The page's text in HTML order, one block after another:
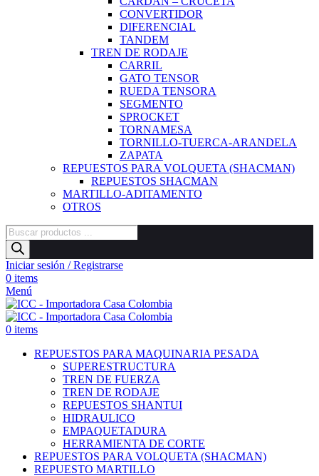
CONVERTIDOR
DIFERENCIAL
TANDEM
TREN DE RODAJE
CARRIL
GATO TENSOR
RUEDA TENSORA
SEGMENTO
SPROCKET
TORNAMESA
TORNILLO-TUERCA-ARANDELA
ZAPATA
REPUESTOS PARA VOLQUETA (SHACMAN)
REPUESTOS SHACMAN
MARTILLO-ADITAMENTO
OTROS
Búsqueda
de
productos
Iniciar sesión / Registrarse
0 items
Menú
0 items
REPUESTOS PARA MAQUINARIA PESADA
SUPERESTRUCTURA
TREN DE FUERZA
TREN DE RODAJE
REPUESTOS SHANTUI
HIDRAULICO
EMPAQUETADURA
HERRAMIENTA DE CORTE
REPUESTOS PARA VOLQUETA (SHACMAN)
REPUESTO MARTILLO